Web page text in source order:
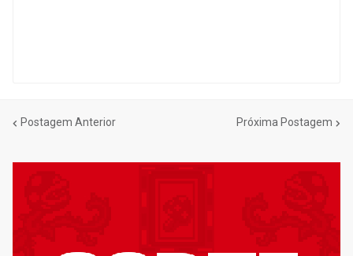
Postagem Anterior Próxima Postagem